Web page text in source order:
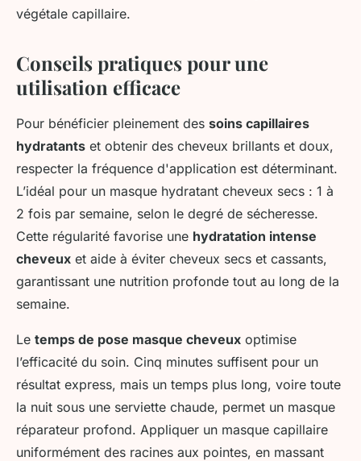
végétale capillaire.
Conseils pratiques pour une
utilisation efficace
Pour bénéficier pleinement des soins capillaires
hydratants et obtenir des cheveux brillants et doux,
respecter la fréquence d'application est déterminant.
L’idéal pour un masque hydratant cheveux secs : 1 à
2 fois par semaine, selon le degré de sécheresse.
Cette régularité favorise une hydratation intense
cheveux et aide à éviter cheveux secs et cassants,
garantissant une nutrition profonde tout au long de la
semaine.
Le temps de pose masque cheveux optimise
l’efficacité du soin. Cinq minutes suffisent pour un
résultat express, mais un temps plus long, voire toute
la nuit sous une serviette chaude, permet un masque
réparateur profond. Appliquer un masque capillaire
uniformément des racines aux pointes, en massant